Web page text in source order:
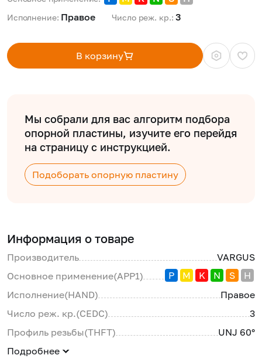
Исполнение: Правое Число реж. кр.: 3
В корзину
Мы собрали для вас алгоритм подбора
опорной пластины, изучите его перейдя
на страницу с инструкцией.
Подоборать опорную пластину
Информация о товаре
Производитель
VARGUS
Основное применение(APP1)
P M K N S
H
Исполнение(HAND)
Правое
Число реж. кр.(CEDC)
3
Профиль резьбы(THFT)
UNJ 60°
Подробнее